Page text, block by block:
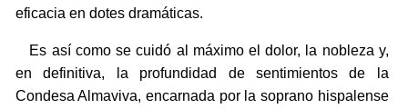
eficacia en dotes dramáticas.
Es así como se cuidó al máximo el dolor, la nobleza y,
en definitiva, la profundidad de sentimientos de la
Condesa Almaviva, encarnada por la soprano hispalense